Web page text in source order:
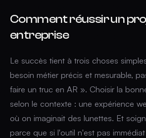
Comment réussir un
entreprise
Le succès tient à trois choses
besoin métier précis et mesurable,
faire un truc en AR ». Choisir la
selon le contexte : une expérience
où on imaginait des lunettes. Et
parce que si l'outil n'est pas